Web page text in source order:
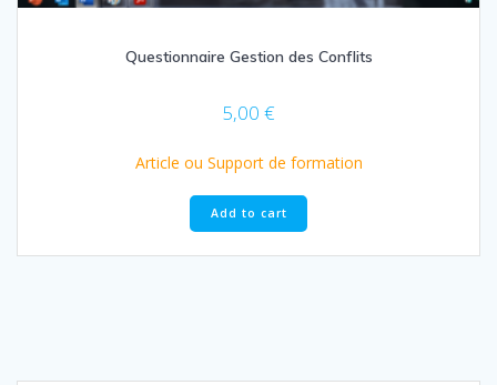
Questionnaire Gestion des Conflits
5,00 €
Article ou Support de formation
Add to cart